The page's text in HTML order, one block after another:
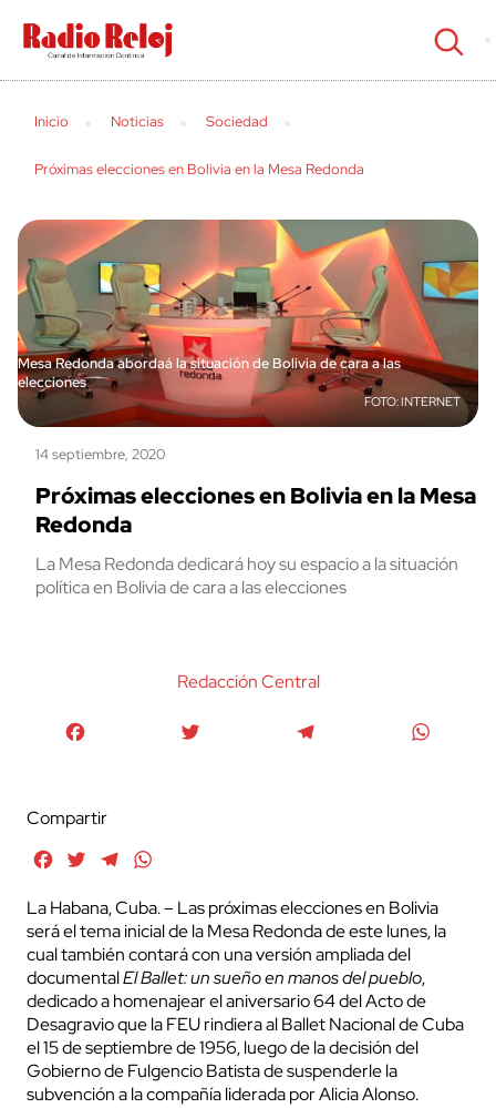
cerrar
Inicio Noticias Sociedad
Próximas elecciones en Bolivia en la Mesa Redonda
Mesa Redonda abordaá la situación de Bolivia de cara a las
elecciones
INTERNET
14 septiembre, 2020
Próximas elecciones en Bolivia en la Mesa
Redonda
La Mesa Redonda dedicará hoy su espacio a la situación
política en Bolivia de cara a las elecciones
Redacción Central
Compartir
FacebookTwitterTelegram
La Habana, Cuba. – Las próximas elecciones en Bolivia
será el tema inicial de la Mesa Redonda de este lunes, la
cual también contará con una versión ampliada del
documentalEl Ballet: un sueño en manos del pueblo,
dedicado a homenajear el aniversario 64 del Acto de
Desagravio que la FEU rindiera al Ballet Nacional de Cuba
el 15 de septiembre de 1956, luego de la decisión del
Gobierno de Fulgencio Batista de suspenderle la
subvención a la compañía liderada por Alicia Alonso.